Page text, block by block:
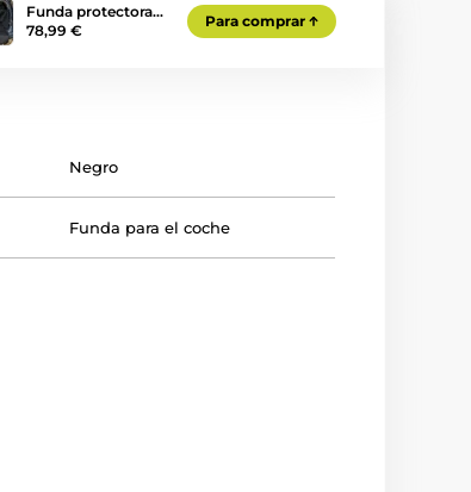
Funda protectora…
78,99 €
Para comprar
Negro
Funda para el coche